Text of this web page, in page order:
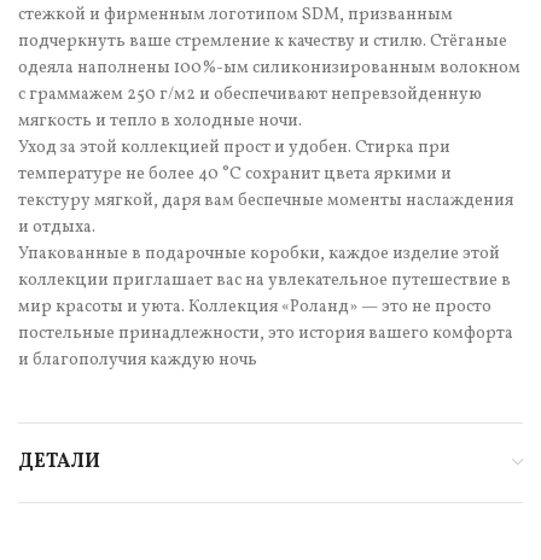
стежкой и фирменным логотипом SDM, призванным
подчеркнуть ваше стремление к качеству и стилю. Стёганые
одеяла наполнены 100%-ым силиконизированным волокном
с граммажем 250 г/м2 и обеспечивают непревзойденную
мягкость и тепло в холодные ночи.
Уход за этой коллекцией прост и удобен. Стирка при
температуре не более 40 °C сохранит цвета яркими и
текстуру мягкой, даря вам беспечные моменты наслаждения
и отдыха.
Упакованные в подарочные коробки, каждое изделие этой
коллекции приглашает вас на увлекательное путешествие в
мир красоты и уюта. Коллекция «Роланд» — это не просто
постельные принадлежности, это история вашего комфорта
и благополучия каждую ночь
ДЕТАЛИ